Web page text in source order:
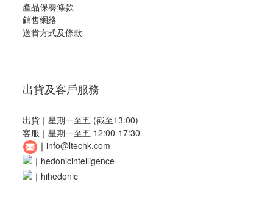
產品保養條款
銷售網絡
送貨方式及條款
出貨及客戶服務
出貨 ｜ 星期一至五 (截至13:00)
客服 ｜ 星期一至五 12:00-17:30
｜ info@ltechk.com
｜ hedonicintelligence
｜ hihedonic